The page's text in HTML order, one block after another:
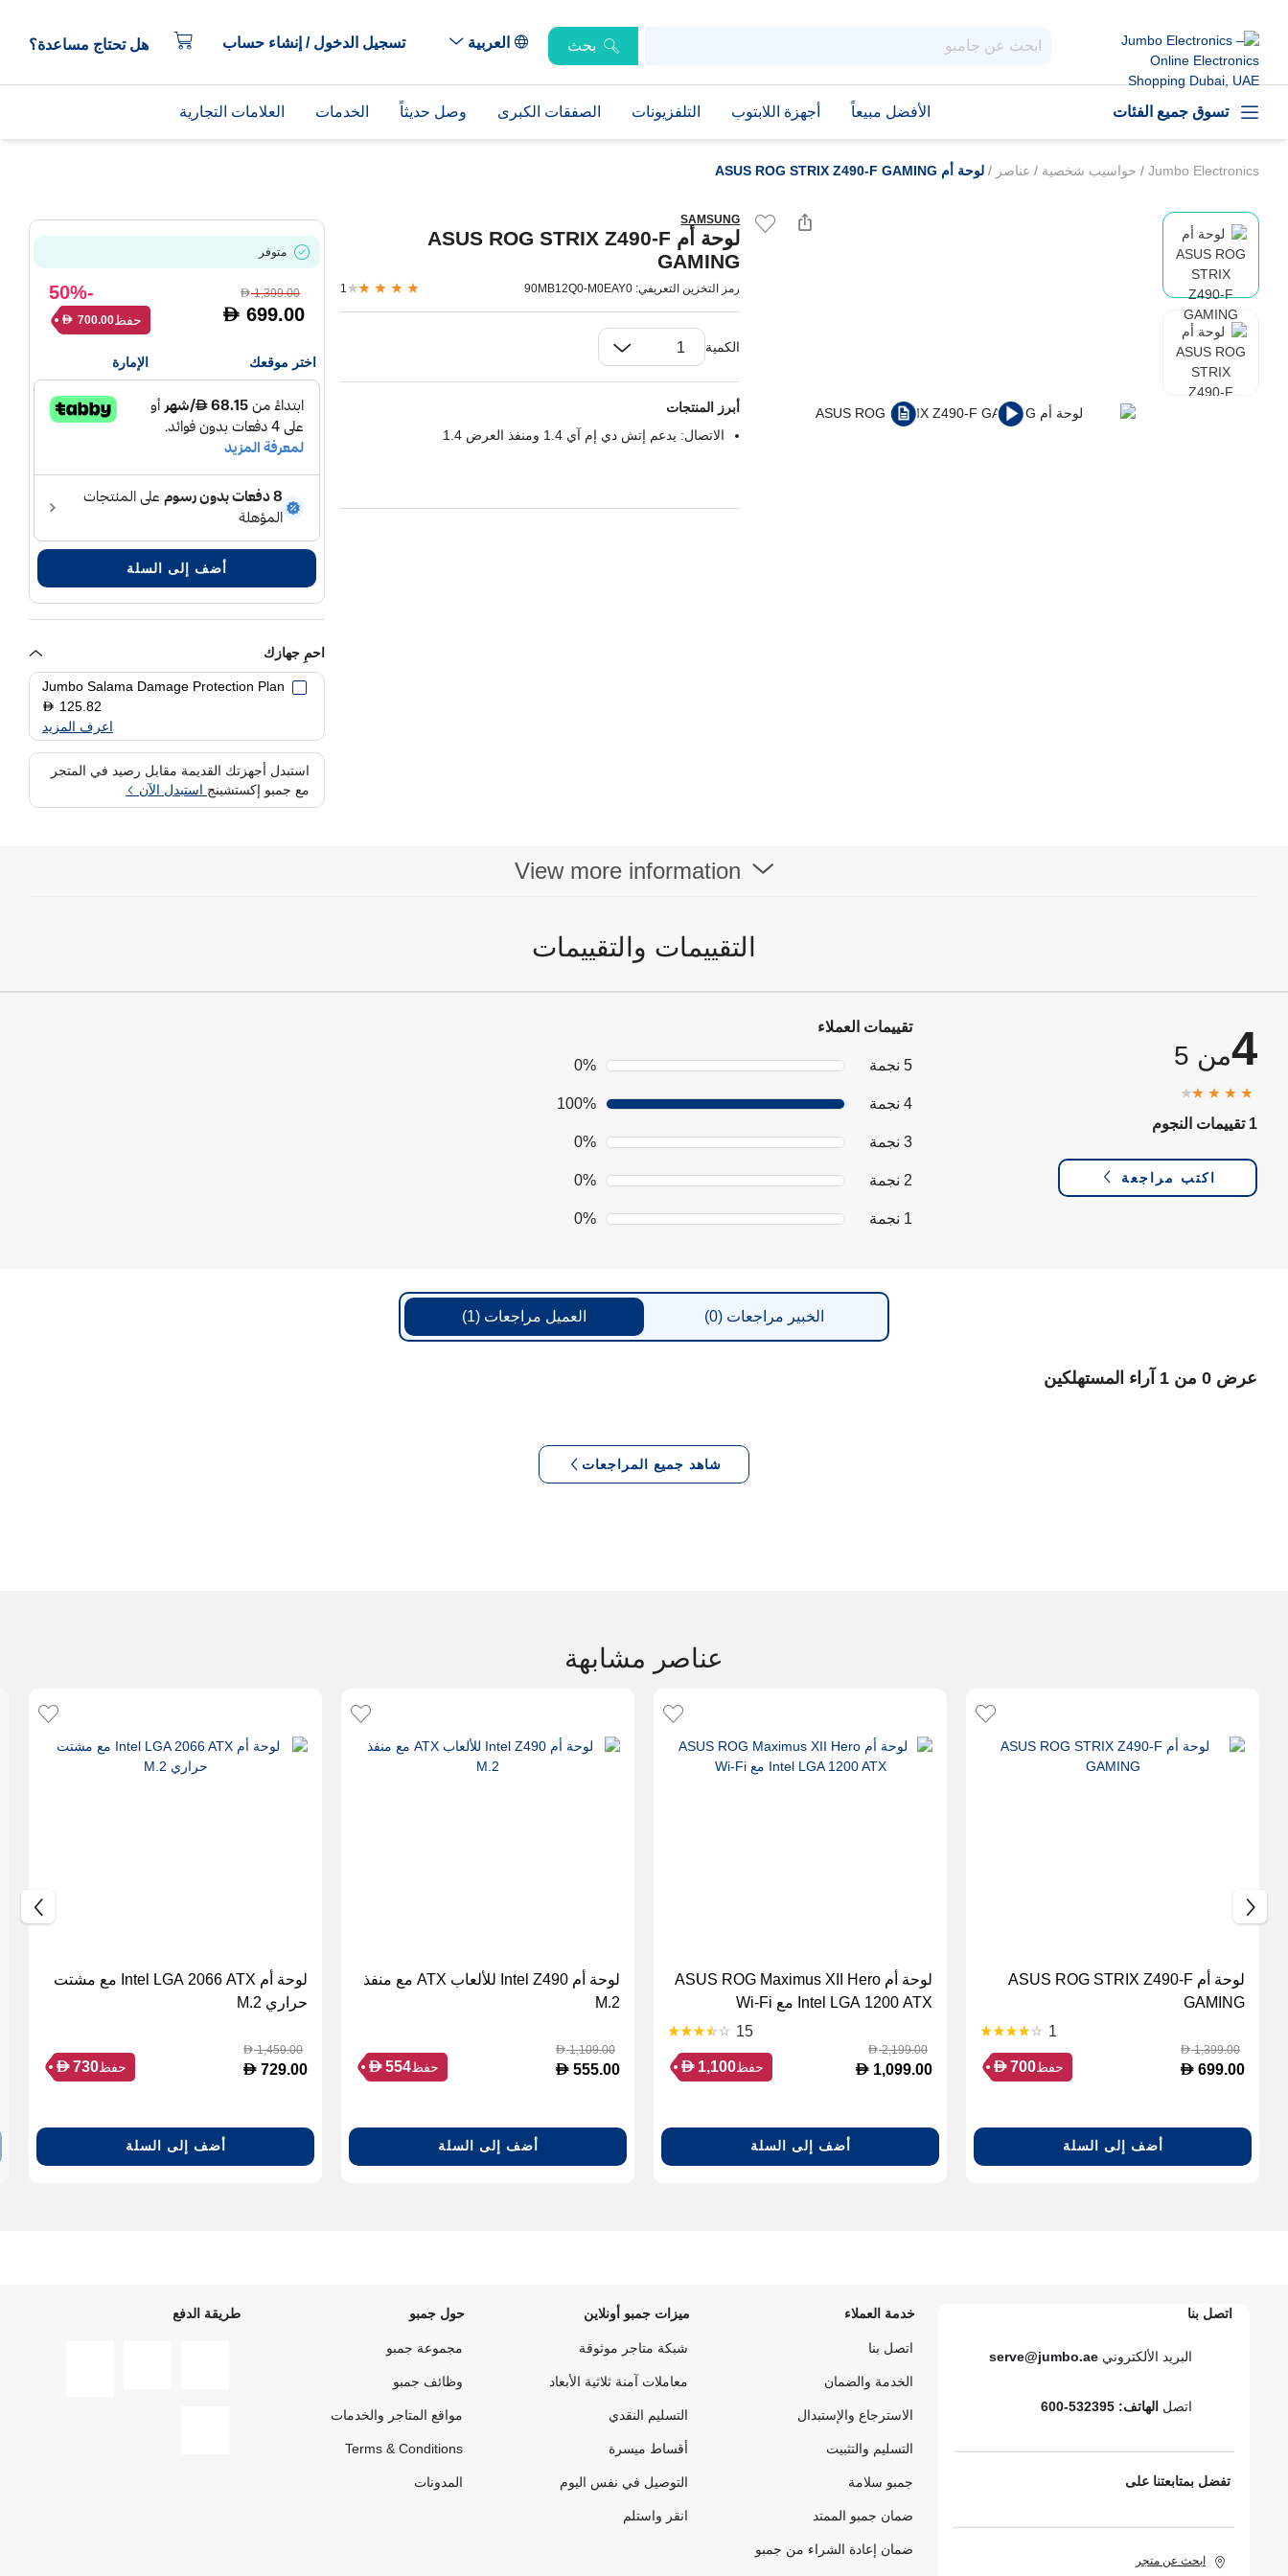
بحث العربية تسجيل الدخول / إنشاء حساب هل تحتاج مساعدة؟
تسوق جميع الفئات الأفضل مبيعاً أجهزة اللابتوب التلفزيونات الصفقات الكبرى وصل حديثاً الخدمات العلامات التجارية
Jumbo Electronics
/ حواسيب شخصية / عناصر / لوحة أم ASUS ROG STRIX Z490-F GAMING
SAMSUNG
لوحة أم ASUS ROG STRIX Z490-F
GAMING
رمز التخزين التعريفي: 90MB12Q0-M0EAY0 1
الكمية
أبرز المنتجات
الاتصال: يدعم إتش دي إم آي 1.4 ومنفذ العرض 1.4
متوفر
D1,399.00
D 699.00
-50%
حفظ D 700.00
اختر موقعك الإمارة
أضف إلى السلة
احمِ جهازك
Jumbo Salama Damage Protection Plan
D 125.82
اعرف المزيد
استبدل أجهزتك القديمة مقابل رصيد في المتجر
مع جمبو إكستشينج استبدل الآن
View more information
التقييمات والتقييمات
4من 5
1 تقييمات النجوم
اكتب مراجعة
تقييمات العملاء
5 نجمة 0%
4 نجمة 100%
3 نجمة 0%
2 نجمة 0%
1 نجمة 0%
العميل مراجعات (1) الخبير مراجعات (0)
عرض 0 من 1 آراء المستهلكين
شاهد جميع المراجعات
عناصر مشابهة
لوحة أم ASUS ROG STRIX Z490-F
GAMING
1
D1,399.00
D 699.00 حفظ D 700
أضف إلى السلة
لوحة أم ASUS ROG Maximus XII Hero
Intel LGA 1200 ATX مع Wi-Fi
15
D2,199.00
D 1,099.00 حفظ D 1,100
أضف إلى السلة
لوحة أم Intel Z490 للألعاب ATX مع منفذ
M.2
D1,109.00
D 555.00 حفظ D 554
أضف إلى السلة
لوحة أم Intel LGA 2066 ATX مع مشتت
حراري M.2
D1,459.00
D 729.00 حفظ D 730
أضف إلى السلة
اتصل بنا
البريد الألكتروني serve@jumbo.ae
اتصلالهاتف: 532395-600
تفضل بمتابعتنا على
ابحث عن متجر
خدمة العملاء
اتصل بنا
الخدمة والضمان
الاسترجاع والإستبدال
التسليم والتثبيت
جمبو سلامة
ضمان جمبو الممتد
ضمان إعادة الشراء من جمبو
ميزات جمبو أونلاين
شبكة متاجر موثوقة
معاملات آمنة ثلاثية الأبعاد
التسليم النقدي
أقساط ميسرة
التوصيل في نفس اليوم
انقر واستلم
حول جمبو
مجموعة جمبو
وظائف جمبو
مواقع المتاجر والخدمات
Terms & Conditions
المدونات
طريقة الدفع